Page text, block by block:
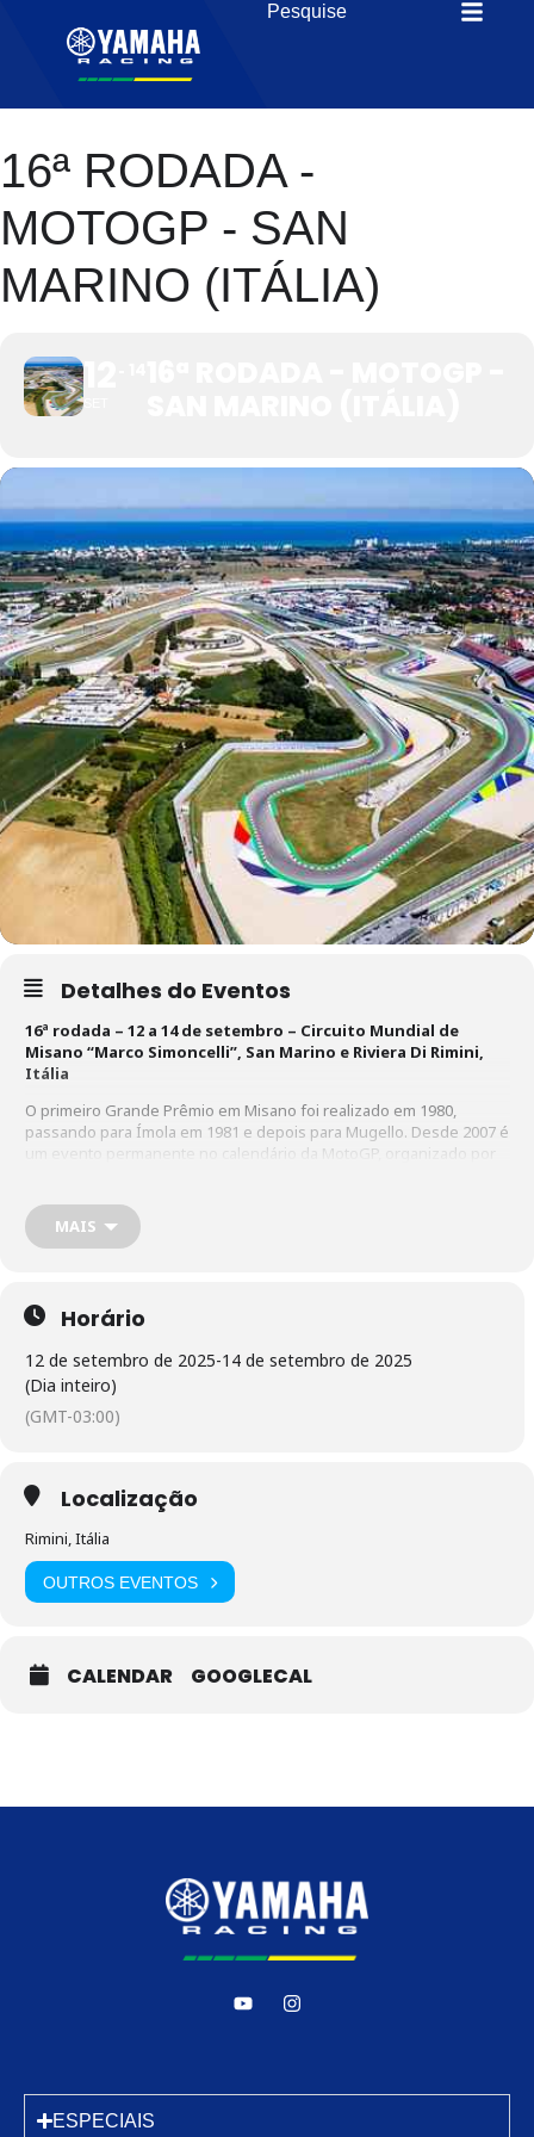
16ª RODADA -
MOTOGP - SAN
MARINO (ITÁLIA)
Detalhes do Eventos
16ª rodada – 12 a 14 de setembro – Circuito Mundial de
Misano “Marco Simoncelli”, San Marino e Riviera Di Rimini,
Itália
O primeiro Grande Prêmio em Misano foi realizado em 1980,
passando para Ímola em 1981 e depois para Mugello. Desde 2007 é
um evento permanente no calendário da MotoGP, organizado por
Perto da cidade de Rimini, o circuito de Misano foi construído em
1972 e desde então passou por uma série de modificações. Foi um
tem capacidade máxima para 60 mil espectadores.
MAIS
Horário
12 de setembro de 2025-14 de setembro de 2025
(Dia inteiro)
(GMT-03:00)
Localização
Rimini, Itália
OUTROS EVENTOS
CALENDAR GOOGLECAL
ESPECIAIS